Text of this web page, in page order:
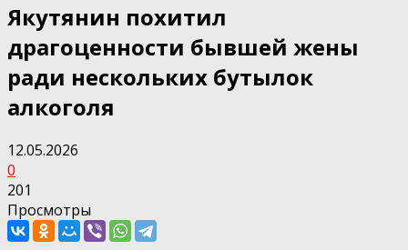
Якутянин похитил
драгоценности бывшей жены
ради нескольких бутылок
алкоголя
12.05.2026
0
201
Просмотры